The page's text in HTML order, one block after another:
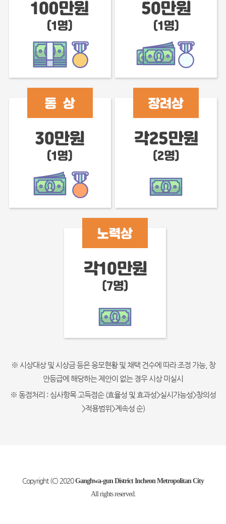
※ 시상대상 및 시상금 등은 응모현황 및 채택 건수에 따라 조정 가능, 창
안등급에 해당하는 제안이 없는 경우 시상 미실시
※ 동점처리 : 심사항목 고득점순 (효율성 및 효과성>실시가능성>창의성
>적용범위>계속성 순)
Copyright (C) 2020Ganghwa-gun District Incheon Metropolitan City
All rights reserved.